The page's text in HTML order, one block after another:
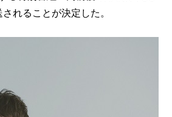
れることが決定した。